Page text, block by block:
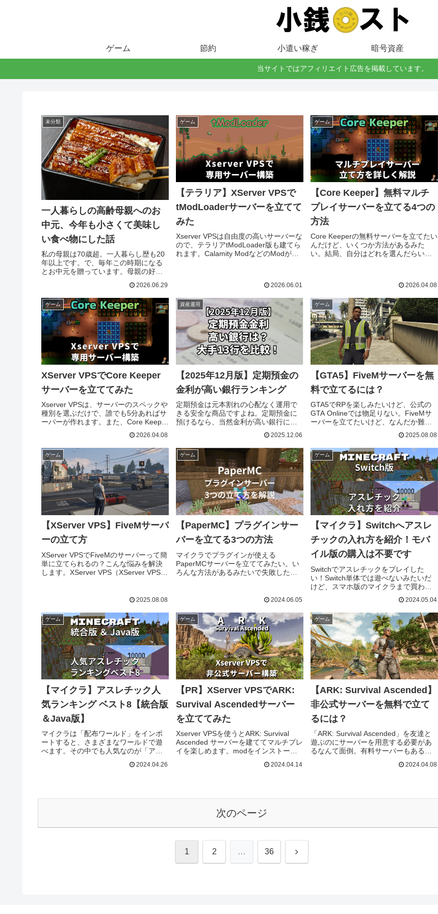
ゲーム 節約 小遣い稼ぎ 暗号資産
当サイトではアフィリエイト広告を掲載しています。
未分類
一人暮らしの高齢母親へのお
中元、今年も小さくて美味し
い食べ物にした話
私の母親は70歳超。一人暮らし歴も20
年以上です。で、毎年この時期になる
とお中元を贈っています。母親の好み
は大体わかってるんですが、今年は母
親にとって、おそらく過去最高のお中
元を贈れたんじゃないかなと...
2026.06.29
ゲーム
【テラリア】XServer VPSで
tModLoaderサーバーを立てて
みた
Xserver VPSは自由度の高いサーバーな
ので、テラリアtModLoader版も建てら
れます。Calamity ModなどのModがど
2026.06.01
ゲーム
【Core Keeper】無料マルチ
プレイサーバーを立てる4つの
方法
Core Keeperの無料サーバーを立てたい
んだけど、いくつか方法があるみた
い。結局、自分はどれを選んだらいい
2026.04.08
ゲーム
XServer VPSでCore Keeper
サーバーを立ててみた
Xserver VPSは、サーバーのスペックや
種別を選ぶだけで、誰でも5分あればサ
ーバーが作れます。また、Core Keeper
にも対応しているので、思う存分、マ
ルチプレイを楽しめそうですね。そこ
でCore Keeperのマルチプレイサーバー
としてどこまで使えるのか、徹底的に
使い倒してみました。
2026.04.08
資産運用
【2025年12月版】定期預金の
金利が高い銀行ランキング
定期預金は元本割れの心配なく運用で
きる安全な商品ですよね。定期預金に
預けるなら、当然金利が高い銀行に預
けたいもの。今回は、ネット銀行を中
心に、定期預金1年の金利が高い順にラ
ンキングしてみました（202...
2025.12.06
ゲーム
【GTA5】FiveMサーバーを無
料で立てるには？
GTA5でRPを楽しみたいけど、公式の
GTA Onlineでは物足りない。FiveMサ
ーバーを立てたいけど、なんだか難し
そう。。有料サーバーもあるみたいだ
けど、無料で簡単にサーバーを利用す
る方法はない...
2025.08.08
ゲーム
【XServer VPS】FiveMサーバ
ーの立て方
XServer VPSでFiveMのサーバーって簡
単に立てられるの？こんな悩みを解決
します。XServer VPS（XServer VPS
2025.08.08
ゲーム
【PaperMC】プラグインサー
バーを立てる3つの方法
マイクラでプラグインが使える
PaperMCサーバーを立ててみたい。い
ろんな方法があるみたいで失敗したく
2024.06.05
ゲーム
【マイクラ】Switchへアスレ
チックの入れ方を紹介！モバ
イル版の購入は不要です
Switchでアスレチックをプレイした
い！Switch単体では遊べないみたいだ
けど、スマホ版のマイクラまで買わな
いといけないの？こんな疑問を解決し
ます。 Switchで配布ワールドをプレ
イするのに、ス...
2024.05.04
ゲーム
【マイクラ】アスレチック人
気ランキング ベスト8【統合版
＆Java版】
マイクラは「配布ワールド」をインポ
ートすると、さまざまなワールドで遊
べます。その中でも人気なのが「アス
レチック」。せっかくプレイするなら
人気のアスレチックを選びたいですよ
2024.04.26
ゲーム
【PR】XServer VPSでARK:
Survival Ascendedサーバー
を立ててみた
Xserver VPSを使うとARK: Survival
Ascended サーバーを建ててマルチプレ
イを楽しめます。modをインストール
したり、Scorched Earthマップをプレ
2024.04.14
ゲーム
【ARK: Survival Ascended】
非公式サーバーを無料で立て
るには？
「ARK: Survival Ascended」を友達と
遊ぶのにサーバーを用意する必要があ
るなんて面倒。有料サーバーもあるみ
たいだけど、無料で簡単にサーバーを
利用する方法はないの？ノートPCにも
2024.04.08
次のページ
1 2 … 36 次